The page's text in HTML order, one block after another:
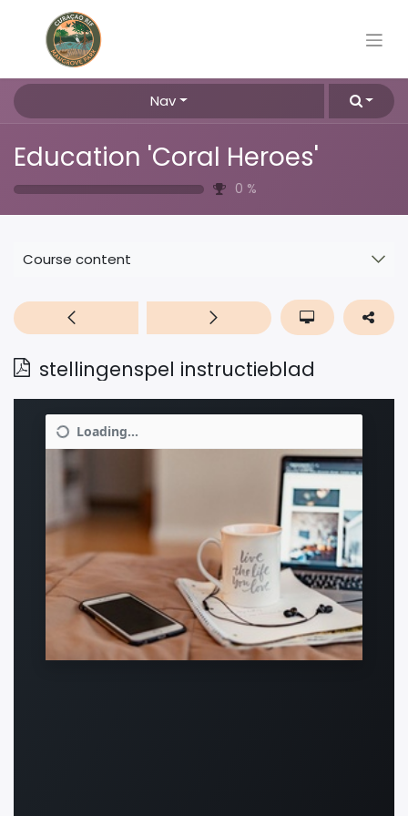
Nav
Education 'Coral Heroes'
0 %
Course content
stellingenspel instructieblad